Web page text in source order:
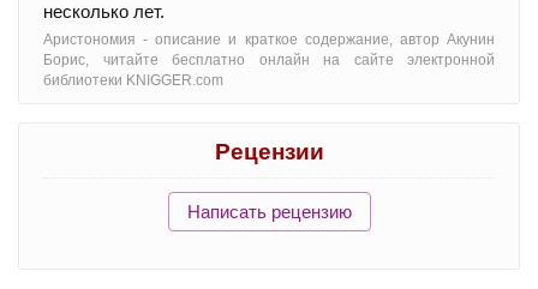
несколько лет.
Аристономия - oписание и краткое содержание, автор Акунин
Борис, читайте бесплатно онлайн на сайте электронной
библиотеки KNIGGER.com
Рецензии
Написать рецензию